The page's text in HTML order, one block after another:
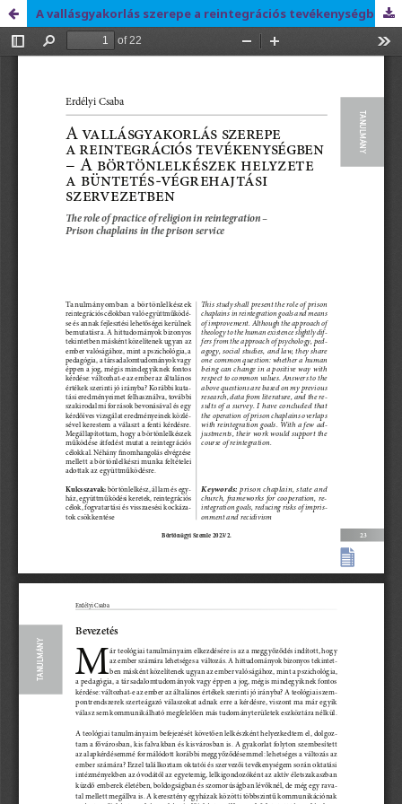
A vallásgyakorlás szerepe a reintegrációs tevékenységben – A börtönlelkészek helyzete a büntetés-végrehajtási szervezetben